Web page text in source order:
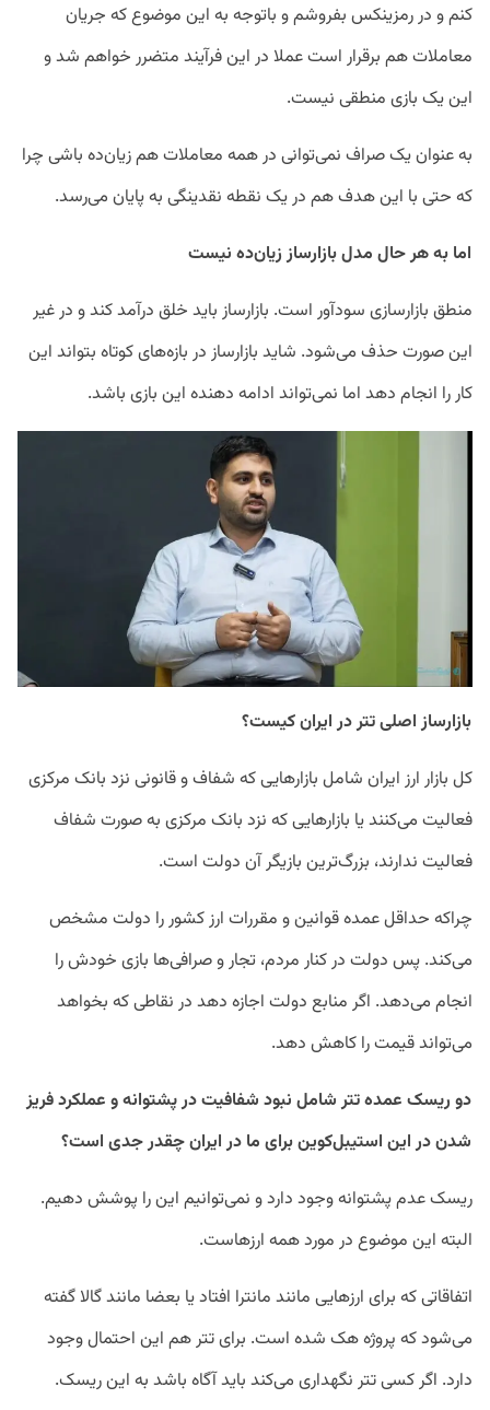
کنم و در رمزینکس بفروشم و باتوجه به این موضوع که جریان
معاملات هم برقرار است عملا در این فرآیند متضرر خواهم شد و
این یک بازی منطقی نیست.
به عنوان یک صراف نمی‌توانی در همه معاملات هم زیان‌ده باشی چرا
که حتی با این هدف هم در یک نقطه نقدینگی به پایان می‌رسد.
اما به هر حال مدل بازارساز زیان‌ده نیست
منطق بازارسازی سودآور است. بازارساز باید خلق درآمد کند و در غیر
این صورت حذف می‌شود. شاید بازارساز در بازه‌های کوتاه بتواند این
کار را انجام دهد اما نمی‌تواند ادامه دهنده این بازی باشد.
بازارساز اصلی تتر در ایران کیست؟
کل بازار ارز ایران شامل بازارهایی که شفاف و قانونی نزد بانک مرکزی
فعالیت می‌کنند یا بازارهایی که نزد بانک مرکزی به صورت شفاف
فعالیت ندارند، بزرگ‌ترین بازیگر آن دولت است.
چراکه حداقل عمده قوانین و مقررات ارز کشور را دولت مشخص
می‌کند. پس دولت در کنار مردم، تجار و صرافی‌ها بازی خودش را
انجام می‌دهد. اگر منابع دولت اجازه دهد در نقاطی که بخواهد
می‌تواند قیمت را کاهش دهد.
دو ریسک عمده تتر شامل نبود شفافیت در پشتوانه و عملکرد فریز
شدن در این استیبل‌کوین برای ما در ایران چقدر جدی است؟
ریسک عدم پشتوانه وجود دارد و نمی‌‌توانیم این را پوشش دهیم.
البته این موضوع در مورد همه ارزهاست.
اتفاقاتی که برای ارزهایی مانند مانترا افتاد یا بعضا مانند گالا گفته
می‌شود که پروژه هک شده است. برای تتر هم این احتمال وجود
دارد. اگر کسی تتر نگهداری می‌کند باید آگاه باشد به این ریسک.